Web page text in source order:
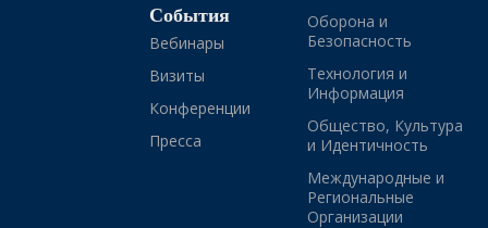
События
Вебинары
Визиты
Конференции
Пресса
Оборона и
Безопасность
Технология и
Информация
Общество, Культура
и Идентичность
Международные и
Региональные
Организации